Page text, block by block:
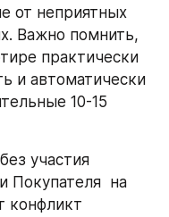
от неприятных
Важно помнить,
практически
и автоматически
10-15
участия
Покупателя  на
конфликт